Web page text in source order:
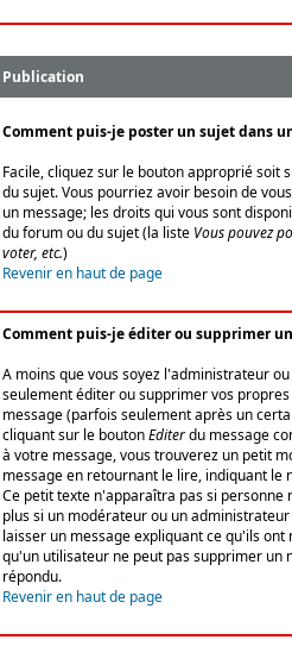
Publication
Comment puis-je poster un sujet dans
Facile, cliquez sur le bouton approprié soit
du sujet. Vous pourriez avoir besoin de
un message; les droits qui vous sont
du forum ou du sujet (la liste Vous pouvez
voter, etc.)
Revenir en haut de page
Comment puis-je éditer ou supprimer
A moins que vous soyez l'administrateur
seulement éditer ou supprimer vos
message (parfois seulement après un
cliquant sur le boutonEditerdu message
à votre message, vous trouverez un petit
message en retournant le lire, indiquant le
Ce petit texte n'apparaîtra pas si
plus si un modérateur ou un
laisser un message expliquant ce qu'ils
qu'un utilisateur ne peut pas supprimer un
répondu.
Revenir en haut de page